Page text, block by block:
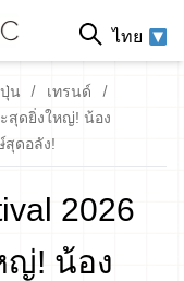
ไทย
น
เทรนด์
สุดยิ่งใหญ่! น้อง
สุดอลัง!
2026
ญ่! น้อง